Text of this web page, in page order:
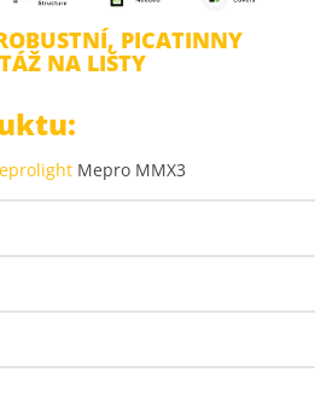
PICATINNY
NA LIŠTY
Mepro MMX3